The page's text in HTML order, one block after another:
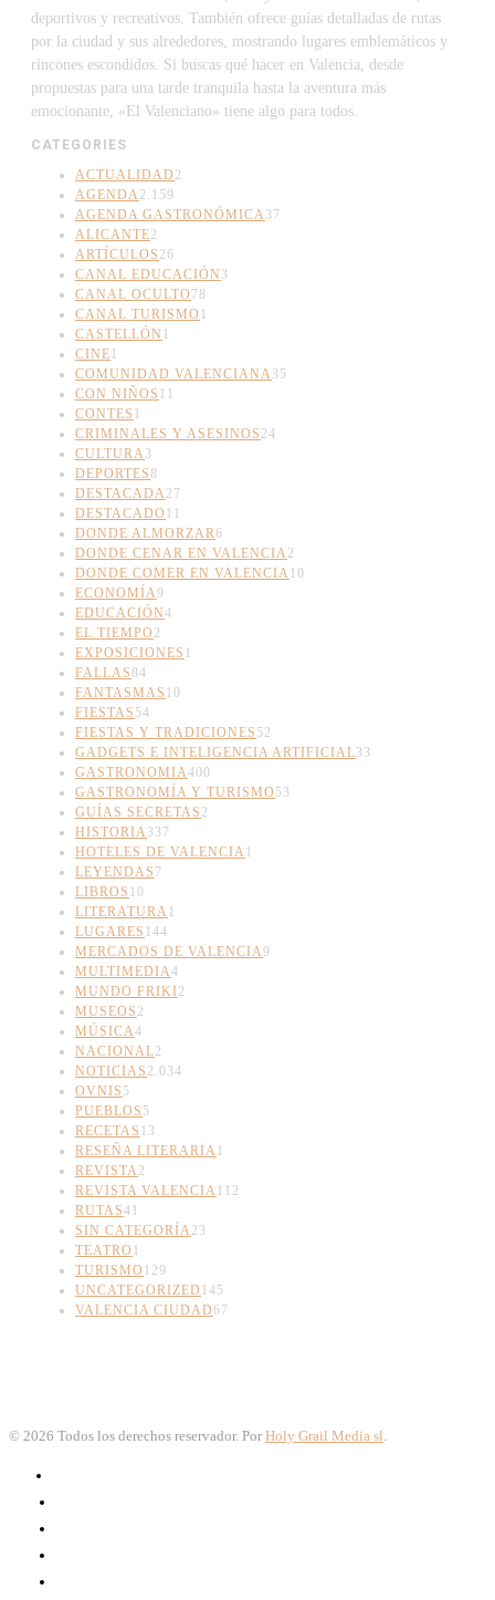
deportivos y recreativos. También ofrece guías detalladas de rutas
por la ciudad y sus alrededores, mostrando lugares emblemáticos y
rincones escondidos. Si buscas qué hacer en Valencia, desde
propuestas para una tarde tranquila hasta la aventura más
emocionante, «El Valenciano» tiene algo para todos.
CATEGORIES
ACTUALIDAD 2
AGENDA2.159
AGENDA GASTRONÓMICA37
ALICANTE2
ARTÍCULOS 26
CANAL EDUCACIÓN 3
CANAL OCULTO 78
CANAL TURISMO 1
CASTELLÓN 1
CINE1
COMUNIDAD VALENCIANA35
CON NIÑOS 11
CONTES 1
CRIMINALES Y ASESINOS 24
CULTURA3
DEPORTES8
DESTACADA27
DESTACADO 11
DONDE ALMORZAR6
DONDE CENAR EN VALENCIA2
DONDE COMER EN VALENCIA10
ECONOMÍA9
EDUCACIÓN4
EL TIEMPO 2
EXPOSICIONES 1
FALLAS84
FANTASMAS 10
FIESTAS 54
FIESTAS Y TRADICIONES 52
GADGETS E INTELIGENCIA ARTIFICIAL33
GASTRONOMIA400
GASTRONOMÍA Y TURISMO 53
GUÍAS SECRETAS 2
HISTORIA337
HOTELES DE VALENCIA1
LEYENDAS 7
LIBROS 10
LITERATURA1
LUGARES 144
MERCADOS DE VALENCIA9
MULTIMEDIA4
MUNDO FRIKI2
MUSEOS 2
MÚSICA4
NACIONAL2
NOTICIAS 2.034
OVNIS 5
PUEBLOS 5
RECETAS 13
RESEÑA LITERARIA1
REVISTA2
REVISTA VALENCIA112
RUTAS41
SIN CATEGORÍA23
TEATRO 1
TURISMO 129
UNCATEGORIZED 145
VALENCIA CIUDAD67
© 2026 Todos los derechos reservador. Por Holy Grail Media sl